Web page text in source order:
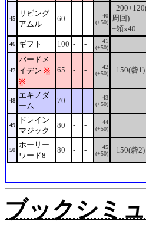
45
リビング
アムル
60 - -
40
(+50)
周回)
+領x40
46 ギフト 100 - -
41
(+50)
47
バードメ
イデン ※
※
65 - -
42
(+50) +150(砦1)
48
エキノダ
ーム
70 - -
43
(+50)
49
ドレイン
マジック
80 - -
44
(+50)
50
ホーリー
ワード8
80 - -
45
(+50) +150(砦2)
ブックシミ